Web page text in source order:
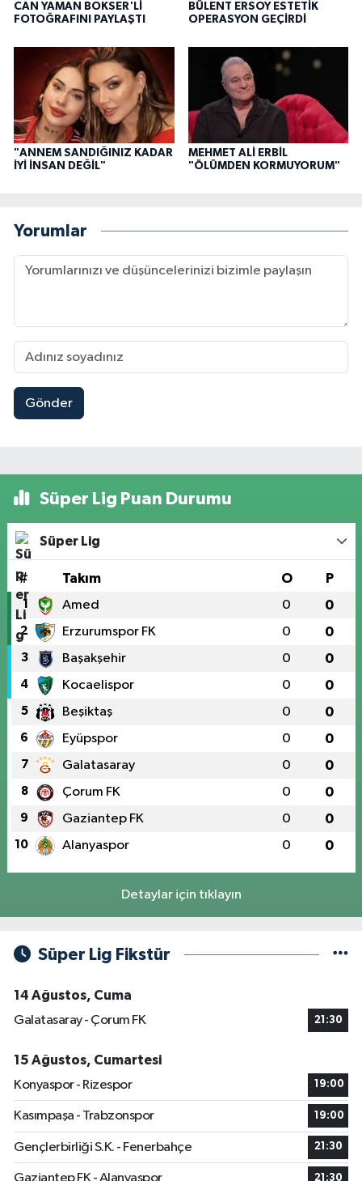
CAN YAMAN BOKSER'Lİ
FOTOĞRAFINI PAYLAŞTI
BÜLENT ERSOY ESTETİK
OPERASYON GEÇİRDİ
"ANNEM SANDIĞINIZ KADAR
İYİ İNSAN DEĞİL"
MEHMET ALİ ERBİL
"ÖLÜMDEN KORMUYORUM"
Yorumlar
Gönder
Süper Lig Puan Durumu
Süper Lig
# Takım O P
1 Amed 0 0
2 Erzurumspor FK 0 0
3 Başakşehir 0 0
4 Kocaelispor 0 0
5 Beşiktaş 0 0
6 Eyüpspor 0 0
7 Galatasaray 0 0
8 Çorum FK 0 0
9 Gaziantep FK 0 0
10 Alanyaspor 0 0
Detaylar için tıklayın
Süper Lig Fikstür
14 Ağustos, Cuma
Galatasaray - Çorum FK
21:30
15 Ağustos, Cumartesi
Konyaspor - Rizespor
19:00
Kasımpaşa - Trabzonspor 19:00
Gençlerbirliği S.K. - Fenerbahçe 21:30
21:30